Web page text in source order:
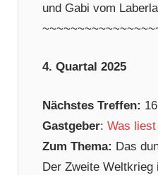
und Gabi vom
4. Quartal 2025
Nächstes Treffen:
Gastgeber: Was
Zum Thema: Das
Der Zweite Weltkrieg